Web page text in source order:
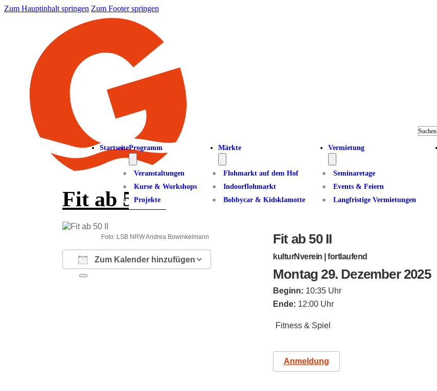
Zum Hauptinhalt springen Zum Footer springen
Suchen
StartseiteProgramm
Veranstaltungen
Kurse & Workshops
Projekte
Märkte
Flohmarkt auf dem Hof
Indoorflohmarkt
Bobbycar & Kidsklamotte
Vermietung
Seminaretage
Events & Feiern
Langfristige Vermietungen
Fit ab 50 II
Foto: LSB NRW Andrea Bowinkelmann
Zum Kalender hinzufügen
Fit ab 50 II
kulturNverein | fortlaufend
Montag 29. Dezember 2025
Beginn: 10:35 Uhr
Ende: 12:00 Uhr
Fitness & Spiel
Anmeldung